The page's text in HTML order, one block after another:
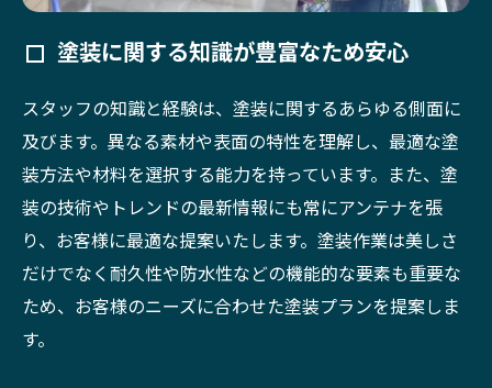
塗装に関する知識が豊富なため安心
スタッフの知識と経験は、塗装に関するあらゆる側面に
及びます。異なる素材や表面の特性を理解し、最適な塗
装方法や材料を選択する能力を持っています。また、塗
装の技術やトレンドの最新情報にも常にアンテナを張
り、お客様に最適な提案いたします。塗装作業は美しさ
だけでなく耐久性や防水性などの機能的な要素も重要な
ため、お客様のニーズに合わせた塗装プランを提案しま
す。